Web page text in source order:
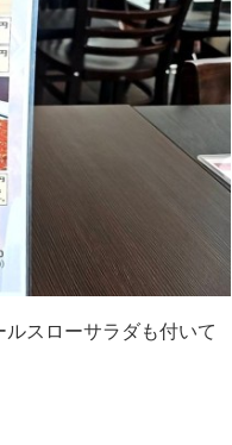
スローサラダも付いて